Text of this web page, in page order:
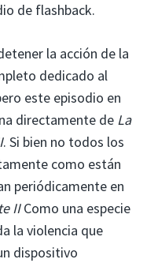
de flashback.
la acción de la
dedicado al
este episodio en
directamente de La
. Si bien no todos los
como están
periódicamente en
IIComo una especie
la violencia que
dispositivo